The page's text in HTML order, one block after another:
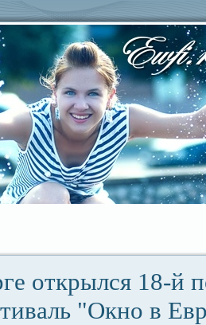
открылся 18-й
"Окно в